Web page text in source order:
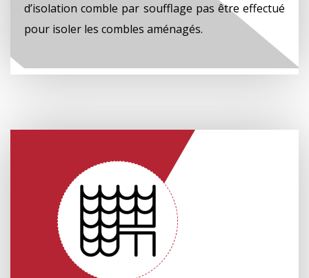
d’isolation comble par soufflage pas être effectué
pour isoler les combles aménagés.